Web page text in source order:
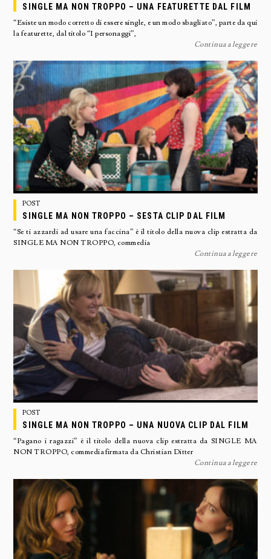
SINGLE MA NON TROPPO – UNA FEATURETTE DAL FILM
“Esiste un modo corretto di essere single, e un modo sbagliato”, parte da qui
la featurette, dal titolo “I personaggi”,
Continua a leggere
POST
SINGLE MA NON TROPPO – SESTA CLIP DAL FILM
“Se ti azzardi ad usare una faccina” è il titolo della nuova clip estratta da
SINGLE MA NON TROPPO, commedia
Continua a leggere
POST
SINGLE MA NON TROPPO – UNA NUOVA CLIP DAL FILM
“Pagano i ragazzi” è il titolo della nuova clip estratta da SINGLE MA
NON TROPPO, commedia firmata da Christian Ditter
Continua a leggere